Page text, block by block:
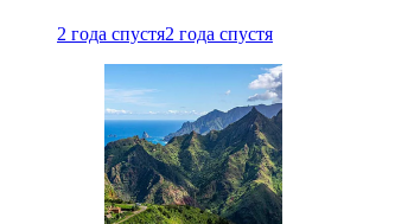
2 года спустя2 года спустя